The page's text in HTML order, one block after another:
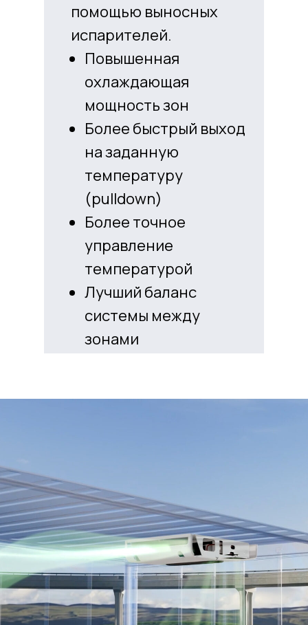
помощью выносных
испарителей.
Повышенная
охлаждающая
мощность зон
Более быстрый выход
на заданную
температуру
(pulldown)
Более точное
управление
температурой
Лучший баланс
системы между
зонами